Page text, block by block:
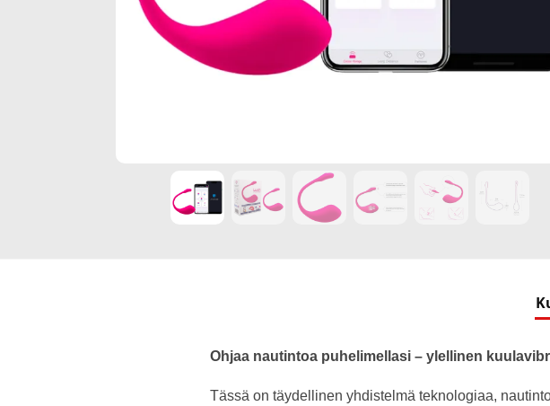
Ohjaa nautintoa puhelimellasi – ylellinen
Tässä on täydellinen yhdistelmä teknologiaa,